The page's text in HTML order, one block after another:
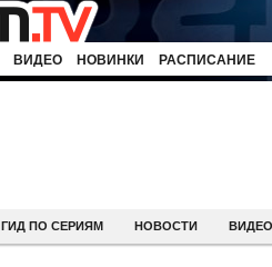
ВИДЕО НОВИНКИ РАСПИСАНИЕ
ГИД ПО СЕРИЯМ НОВОСТИ ВИДЕО